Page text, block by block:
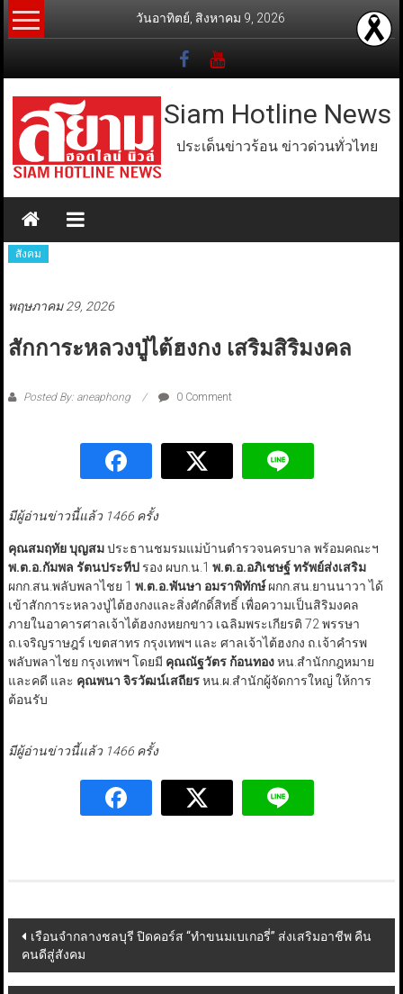
Skip
to
วันอาทิตย์, สิงหาคม 9, 2026
Siam Hotline News
ประเด็นข่าวร้อน ข่าวด่วนทั่วไทย
สังคม
พฤษภาคม 29, 2026
สักการะหลวงปู่ไต้ฮงกง เสริมสิริมงคล
Posted By: aneaphong 0 Comment
มีผู้อ่านข่าวนี้แล้ว 1466 ครั้ง
คุณสมฤทัย บุญสมประธานชมรมแม่บ้านตำรวจนครบาล พร้อมคณะฯ
พ.ต.อ.กัมพล รัตนประทีปรอง ผบก.น.1 พ.ต.อ.อภิเชษฐ์ ทรัพย์ส่งเสริม
ผกก.สน.พลับพลาไชย 1 พ.ต.อ.พันษา อมราพิทักษ์ผกก.สน.ยานนาวา ได้
เข้าสักการะหลวงปู่ไต้ฮงกงและสิ่งศักดิ์สิทธิ์ เพื่อความเป็นสิริมงคล
ภายในอาคารศาลเจ้าไต้ฮงกงหยกขาว เฉลิมพระเกียรติ 72 พรรษา
ถ.เจริญราษฎร์ เขตสาทร กรุงเทพฯ และ ศาลเจ้าไต้ฮงกง ถ.เจ้าคำรพ
พลับพลาไชย กรุงเทพฯ โดยมี คุณณัฐวัตร ก้อนทองหน.สำนักกฎหมาย
และคดี และ คุณพนา จิรวัฒน์เสถียรหน.ผ.สำนักผู้จัดการใหญ่ ให้การ
ต้อนรับ
มีผู้อ่านข่าวนี้แล้ว 1466 ครั้ง
Post
navigation
เรือนจำกลางชลบุรี ปิดคอร์ส “ทำขนมเบเกอรี่” ส่งเสริมอาชีพ คืน
คนดีสู่สังคม